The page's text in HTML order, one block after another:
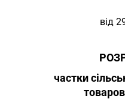
від
частки